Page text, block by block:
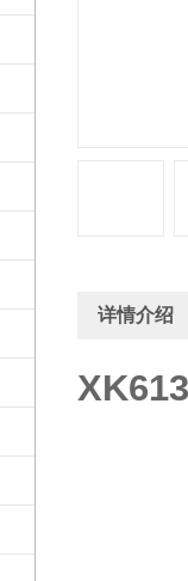
详情介绍